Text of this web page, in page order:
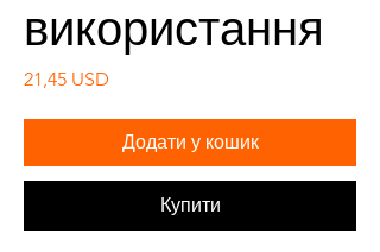
використання
21,45 USD
Додати у кошик
Купити